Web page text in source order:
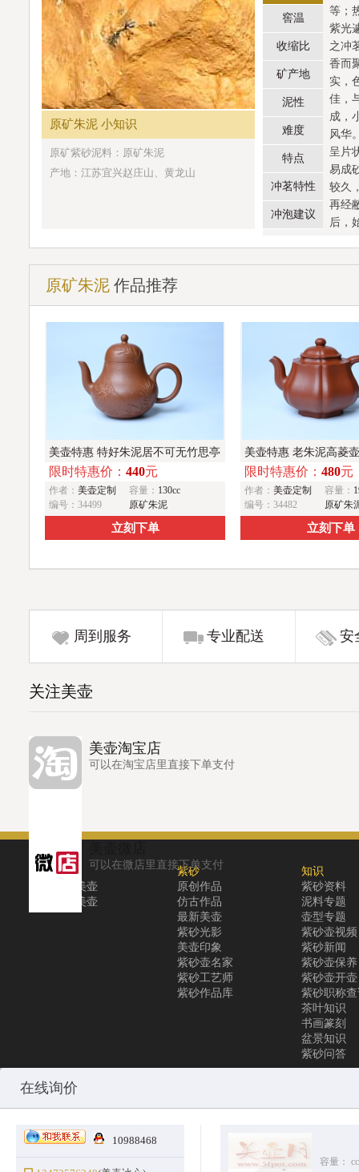
原矿朱泥 小知识
原矿紫砂泥料：原矿朱泥
产地：江苏宜兴赵庄山、黄龙山
窖温
收缩比
矿产地
泥性
难度
特点
冲茗特性
冲泡建议
等；
紫光
之冲
香而
实，
佳，
成，
风华
呈片
易成
较久
再经
后，
原矿朱泥 作品推荐
美壶特惠 特好朱泥居不可无竹思亭
壶 茶人醉爱
限时特惠价： 440元
作者： 美壶定制 容量： 130cc
编号：34499
原矿朱泥
立刻下单
美壶特惠 老朱泥高菱
限时特惠价： 480元
作者： 美壶定制 容量：
编号：34482
原矿朱
立刻下单
周到服务 专业配送 安
关注美壶
美壶淘宝店
可以在淘宝店里直接下单支付
可以在微店里直接下单支付
关于
关于美壶
联系美壶
紫砂
原创作品
仿古作品
最新美壶
紫砂光影
美壶印象
紫砂壶名家
紫砂工艺师
紫砂作品库
知识
紫砂资料
泥料专题
壶型专题
紫砂壶视频
紫砂新闻
紫砂壶保养
紫砂壶开壶
紫砂职称
茶叶知识
书画篆刻
盆景知识
紫砂问答
Copyright © 2010-2025 All Rights Reserved
在线询价
10988468
容量： cc